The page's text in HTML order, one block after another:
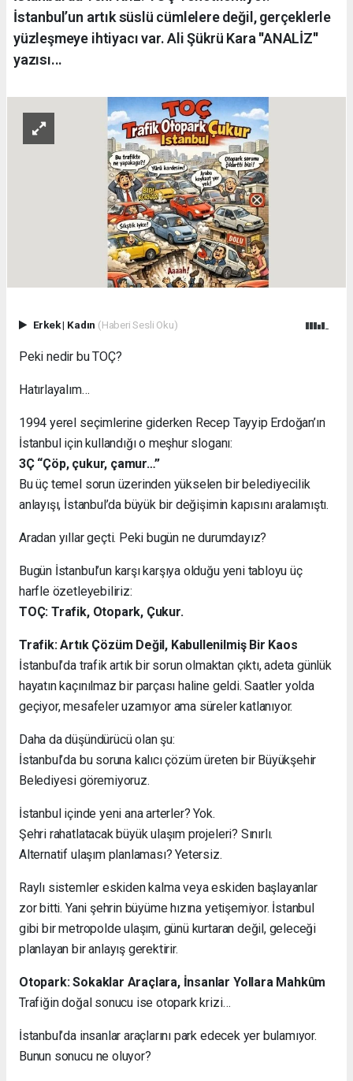
İstanbul’un artık süslü cümlelere değil, gerçeklerle
yüzleşmeye ihtiyacı var. Ali Şükrü Kara ''ANALİZ''
yazısı...
Erkek| Kadın (Haberi Sesli Oku)
Peki nedir bu TOÇ?
Hatırlayalım…
1994 yerel seçimlerine giderken Recep Tayyip Erdoğan’ın
İstanbul için kullandığı o meşhur sloganı:
3Ç “Çöp, çukur, çamur…”
Bu üç temel sorun üzerinden yükselen bir belediyecilik
anlayışı, İstanbul’da büyük bir değişimin kapısını aralamıştı.
Aradan yıllar geçti. Peki bugün ne durumdayız?
Bugün İstanbul’un karşı karşıya olduğu yeni tabloyu üç
harfle özetleyebiliriz:
TOÇ: Trafik, Otopark, Çukur.
Trafik: Artık Çözüm Değil, Kabullenilmiş Bir Kaos
İstanbul’da trafik artık bir sorun olmaktan çıktı, adeta günlük
hayatın kaçınılmaz bir parçası haline geldi. Saatler yolda
geçiyor, mesafeler uzamıyor ama süreler katlanıyor.
Daha da düşündürücü olan şu:
İstanbul’da bu soruna kalıcı çözüm üreten bir Büyükşehir
Belediyesi göremiyoruz.
İstanbul içinde yeni ana arterler? Yok.
Şehri rahatlatacak büyük ulaşım projeleri? Sınırlı.
Alternatif ulaşım planlaması? Yetersiz.
Raylı sistemler eskiden kalma veya eskiden başlayanlar
zor bitti. Yani şehrin büyüme hızına yetişemiyor. İstanbul
gibi bir metropolde ulaşım, günü kurtaran değil, geleceği
planlayan bir anlayış gerektirir.
Otopark: Sokaklar Araçlara, İnsanlar Yollara Mahkûm
Trafiğin doğal sonucu ise otopark krizi…
İstanbul’da insanlar araçlarını park edecek yer bulamıyor.
Bunun sonucu ne oluyor?